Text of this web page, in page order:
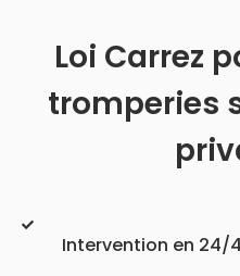
Loi Carrez
tromperies
Intervention en 24/